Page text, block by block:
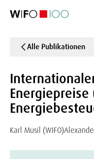
Alle Publikationen
Energiepreise
Karl Musil (WIFO)